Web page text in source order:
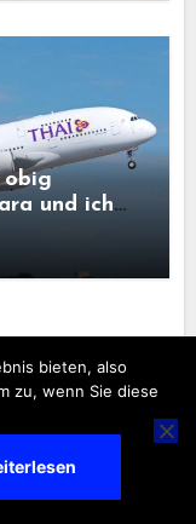
obig
und ich
ab“
bieten, also
zu, wenn Sie diese